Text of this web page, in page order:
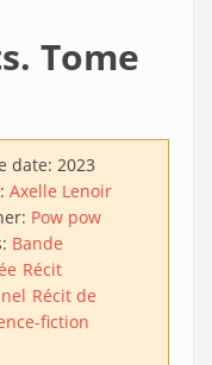
Tome
date: 2023
Axelle Lenoir
Pow pow
Bande
Récit
Récit de
fiction